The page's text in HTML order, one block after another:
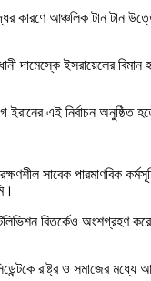
কারণে আঞ্চলিক টান
দামেস্কে ইসরায়েলের
ইরানের এই নির্বাচন অনুষ্ঠিত
সাবেক
বিতর্কেও অংশগ্রহণ
রাষ্ট্র ও সমাজের মধ্যে